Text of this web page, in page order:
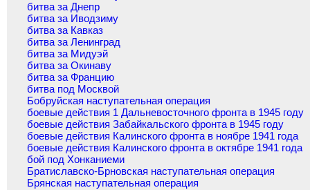
битва за Днепр
битва за Иводзиму
битва за Кавказ
битва за Ленинград
битва за Мидуэй
битва за Окинаву
битва за Францию
битва под Москвой
Бобруйская наступательная операция
боевые действия 1 Дальневосточного фронта в 1945 году
боевые действия Забайкальского фронта в 1945 году
боевые действия Калинского фронта в ноябре 1941 года
боевые действия Калинского фронта в октябре 1941 года
бой под Хонканиеми
Братиславско-Брновская наступательная операция
Брянская наступательная операция